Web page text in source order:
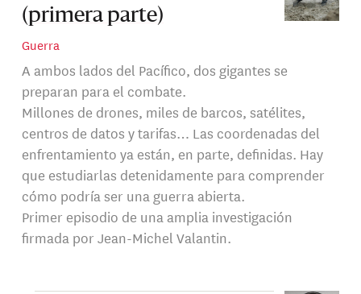
(primera parte)
Guerra
A ambos lados del Pacífico, dos gigantes se
preparan para el combate.
Millones de drones, miles de barcos, satélites,
centros de datos y tarifas… Las coordenadas del
enfrentamiento ya están, en parte, definidas. Hay
que estudiarlas detenidamente para comprender
cómo podría ser una guerra abierta.
Primer episodio de una amplia investigación
firmada por Jean-Michel Valantin.